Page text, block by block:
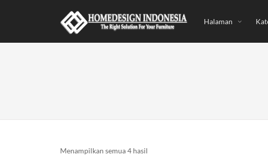
Halaman
Menampilkan semua 4 hasil